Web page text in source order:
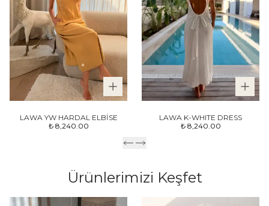
LAWA YW HARDAL ELBİSE
₺ 8,240.00
LAWA K-WHITE DRESS
₺ 8,240.00
Ürünlerimizi Keşfet